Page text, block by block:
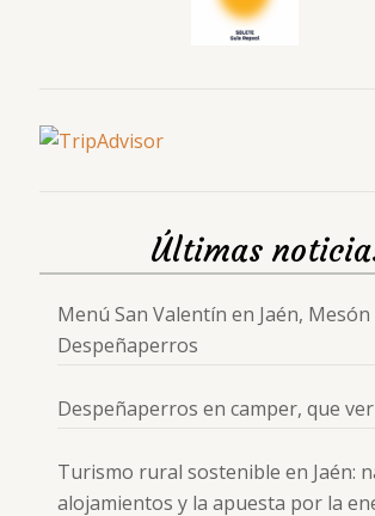
Últimas
Menú San Valentín en Jaén, Mesón
Despeñaperros
Despeñaperros en camper, que
Turismo rural sostenible en Jaén:
alojamientos y la apuesta por la